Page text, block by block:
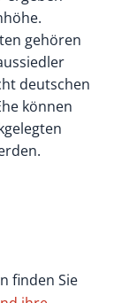
gehören
deutschen
können
finden Sie